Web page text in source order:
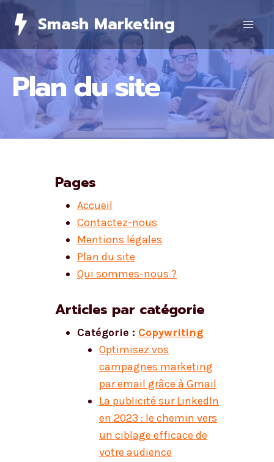
Skip
content
Smash Marketing
Plan du site
Pages
Accueil
Contactez-nous
Mentions légales
Plan du site
Qui sommes-nous ?
Articles par catégorie
Catégorie : Copywriting
Optimisez vos
campagnes marketing
par email grâce à Gmail
La publicité sur LinkedIn
en 2023 : le chemin vers
un ciblage efficace de
votre audience